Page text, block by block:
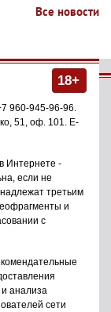
Все новости
18+
960-945-96-96.
51, оф. 101. E-
Интернете -
если не
третьим
и
с
анализа
сети